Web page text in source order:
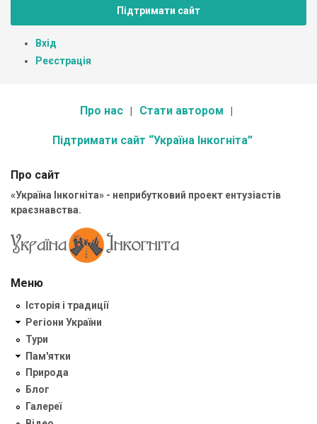
Підтримати сайт
Вхід
Реєстрація
Про нас Стати автором
Підтримати сайт “Україна Інкогніта”
Про сайт
«Україна Інкогніта» - неприбутковий проект ентузіастів
краєзнавства.
Меню
Історія і традиції
Регіони України
Тури
Пам'ятки
Природа
Блог
Галереї